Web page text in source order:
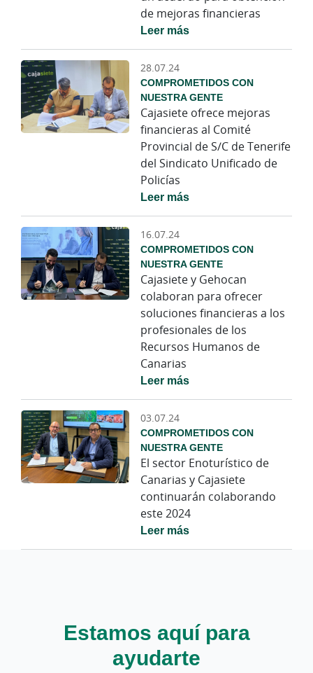
de mejoras financieras
Leer más
28.07.24
COMPROMETIDOS CON
NUESTRA GENTE
Cajasiete ofrece mejoras
financieras al Comité
Provincial de S/C de Tenerife
del Sindicato Unificado de
Policías
Leer más
16.07.24
COMPROMETIDOS CON
NUESTRA GENTE
Cajasiete y Gehocan
colaboran para ofrecer
soluciones financieras a los
profesionales de los
Recursos Humanos de
Canarias
Leer más
03.07.24
COMPROMETIDOS CON
NUESTRA GENTE
El sector Enoturístico de
Canarias y Cajasiete
continuarán colaborando
este 2024
Leer más
Estamos aquí para
ayudarte